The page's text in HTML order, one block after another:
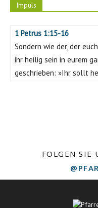
Impuls
1 Petrus 1:15-16
Sondern wie der, der
ihr heilig sein in eurem
geschrieben: »Ihr sollt
FOLGEN SIE